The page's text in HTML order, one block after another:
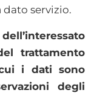
servizio.
trattamento
i dati sono
degli